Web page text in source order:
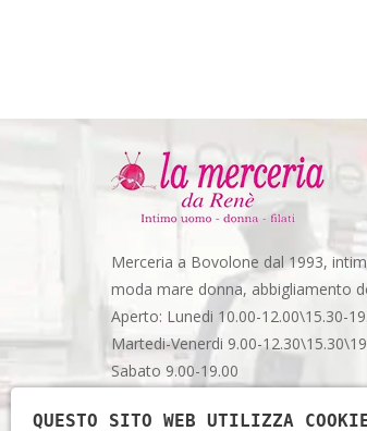
Merceria a Bovolone dal 1993,
moda mare donna, abbigliamento
Aperto: Lunedi 10.00-12.00\15.30-
Martedi-Venerdi 9.00-
Sabato 9.00-19.00
Via Garibaldi, 48 - Spazio 3 -
QUESTO SITO WEB UTILIZZA